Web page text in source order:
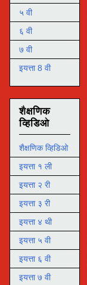
५ वी
६ वी
७ वी
इयत्ता 8 वी
शैक्षणिक
व्हिडिओ
शैक्षणिक व्हिडिओ
इयत्ता १ ली
इयत्ता २ री
इयत्ता ३ री
इयत्ता ४ थी
इयत्ता ५ वी
इयत्ता ६ वी
इयत्ता ७ वी